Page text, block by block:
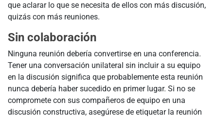
que aclarar lo que se necesita de ellos con más discusión,
quizás con más reuniones.
Sin colaboración
Ninguna reunión debería convertirse en una conferencia.
Tener una conversación unilateral sin incluir a su equipo
en la discusión significa que probablemente esta reunión
nunca debería haber sucedido en primer lugar. Si no se
compromete con sus compañeros de equipo en una
discusión constructiva, asegúrese de etiquetar la reunión